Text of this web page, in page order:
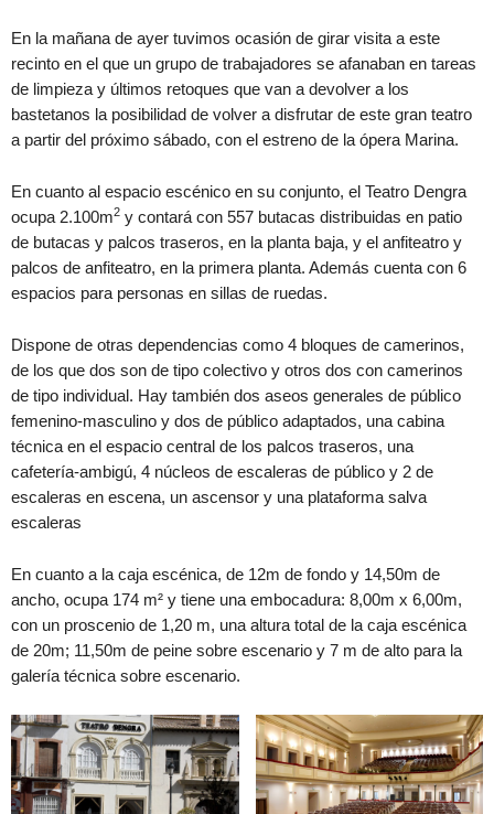
En la mañana de ayer tuvimos ocasión de girar visita a este
recinto en el que un grupo de trabajadores se afanaban en tareas
de limpieza y últimos retoques que van a devolver a los
bastetanos la posibilidad de volver a disfrutar de este gran teatro
a partir del próximo sábado, con el estreno de la ópera Marina.
En cuanto al espacio escénico en su conjunto, el Teatro Dengra
ocupa 2.100m2 y contará con 557 butacas distribuidas en patio
de butacas y palcos traseros, en la planta baja, y el anfiteatro y
palcos de anfiteatro, en la primera planta. Además cuenta con 6
espacios para personas en sillas de ruedas.
Dispone de otras dependencias como 4 bloques de camerinos,
de los que dos son de tipo colectivo y otros dos con camerinos
de tipo individual. Hay también dos aseos generales de público
femenino-masculino y dos de público adaptados, una cabina
técnica en el espacio central de los palcos traseros, una
cafetería-ambigú, 4 núcleos de escaleras de público y 2 de
escaleras en escena, un ascensor y una plataforma salva
escaleras
En cuanto a la caja escénica, de 12m de fondo y 14,50m de
ancho, ocupa 174 m² y tiene una embocadura: 8,00m x 6,00m,
con un proscenio de 1,20 m, una altura total de la caja escénica
de 20m; 11,50m de peine sobre escenario y 7 m de alto para la
galería técnica sobre escenario.